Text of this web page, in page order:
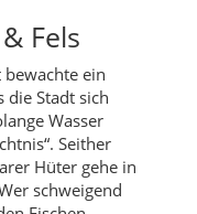
Fels
bewachte ein
die Stadt sich
Wasser
Seither
Hüter gehe in
schweigend